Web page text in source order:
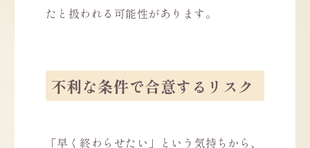
たと扱われる可能性があります。
不利な条件で合意するリスク
「早く終わらせたい」という気持ちから、